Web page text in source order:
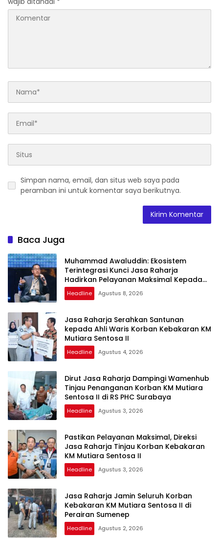
Simpan nama, email, dan situs web saya pada
peramban ini untuk komentar saya berikutnya.
Baca Juga
Muhammad Awaluddin: Ekosistem
Terintegrasi Kunci Jasa Raharja
Hadirkan Pelayanan Maksimal Kepada
Masyarakat
Headline Agustus 8, 2026
Jasa Raharja Serahkan Santunan
kepada Ahli Waris Korban Kebakaran KM
Mutiara Sentosa II
Headline Agustus 4, 2026
Dirut Jasa Raharja Dampingi Wamenhub
Tinjau Penanganan Korban KM Mutiara
Sentosa II di RS PHC Surabaya
Headline Agustus 3, 2026
Pastikan Pelayanan Maksimal, Direksi
Jasa Raharja Tinjau Korban Kebakaran
KM Mutiara Sentosa II
Headline Agustus 3, 2026
Jasa Raharja Jamin Seluruh Korban
Kebakaran KM Mutiara Sentosa II di
Perairan Sumenep
Headline Agustus 2, 2026